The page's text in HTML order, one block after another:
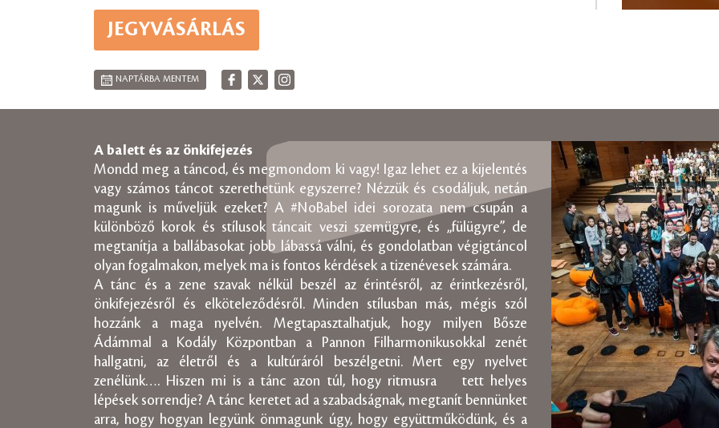
JEGYVÁSÁRLÁS
NAPTÁRBA MENTEM
A balett és az önkifejezés
Mondd meg a táncod, és megmondom ki vagy! Igaz lehet ez a kijelentés
vagy számos táncot szerethetünk egyszerre? Nézzük és csodáljuk, netán
magunk is műveljük ezeket? A #NoBabel idei sorozata nem csupán a
különböző korok és stílusok táncait veszi szemügyre, és „fülügyre”, de
megtanítja a ballábasokat jobb lábassá válni, és gondolatban végigtáncol
olyan fogalmakon, melyek ma is fontos kérdések a tizenévesek számára.
A tánc és a zene szavak nélkül beszél az érintésről, az érintkezésről,
önkifejezésről és elköteleződésről. Minden stílusban más, mégis szól
hozzánk a maga nyelvén. Megtapasztalhatjuk, hogy milyen Bősze
Ádámmal a Kodály Központban a Pannon Filharmonikusokkal zenét
hallgatni, az életről és a kultúráról beszélgetni. Mert egy nyelvet
zenélünk…. Hiszen mi is a tánc azon túl, hogy ritmusra tett helyes
lépések sorrendje? A tánc keretet ad a szabadságnak, megtanít bennünket
arra, hogy hogyan legyünk önmagunk úgy, hogy együttműködünk, és a